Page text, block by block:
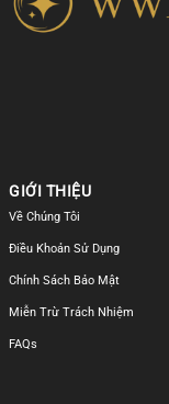
GIỚI THIỆU
Về Chúng Tôi
Điều Khoản Sử Dụng
Chính Sách Bảo Mật
Miễn Trừ Trách Nhiệm
FAQs